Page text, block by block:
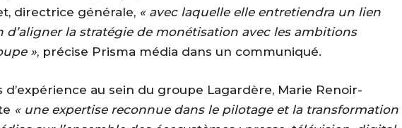
directrice générale, « avec laquelle elle entretiendra un lien
d’aligner la stratégie de monétisation avec les ambitions
», précise Prisma média dans un communiqué.
d’expérience au sein du groupe Lagardère, Marie Renoir-
« une expertise reconnue dans le pilotage et la transformation